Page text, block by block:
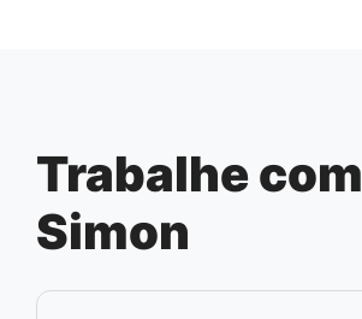
Trabalhe com
Simon